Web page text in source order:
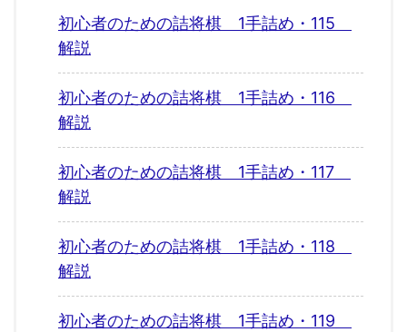
初心者のための詰将棋 1手詰め・115
解説
初心者のための詰将棋 1手詰め・116
解説
初心者のための詰将棋 1手詰め・117
解説
初心者のための詰将棋 1手詰め・118
解説
初心者のための詰将棋 1手詰め・119